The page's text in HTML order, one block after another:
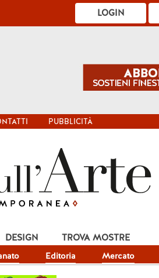
LOGIN
PUBBLICITÀ
Editoria Mercato
DESIGN TROVA MOSTRE